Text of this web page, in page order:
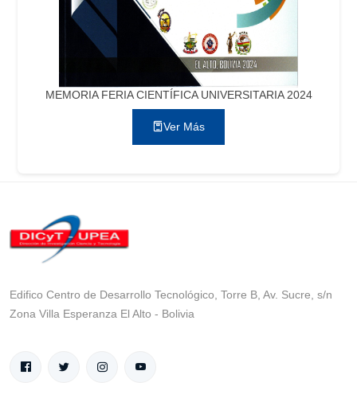
MEMORIA FERIA CIENTÍFICA UNIVERSITARIA 2024
Ver Más
Edifico Centro de Desarrollo Tecnológico, Torre B, Av. Sucre, s/n
Zona Villa Esperanza El Alto - Bolivia